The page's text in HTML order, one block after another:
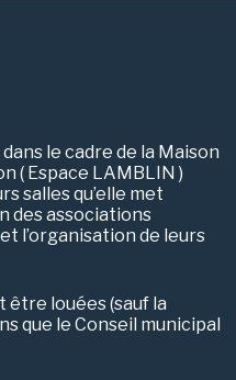
le cadre de la Maison
( Espace LAMBLIN )
salles qu’elle met
des associations
l’organisation de leurs
être louées (sauf la
que le Conseil municipal